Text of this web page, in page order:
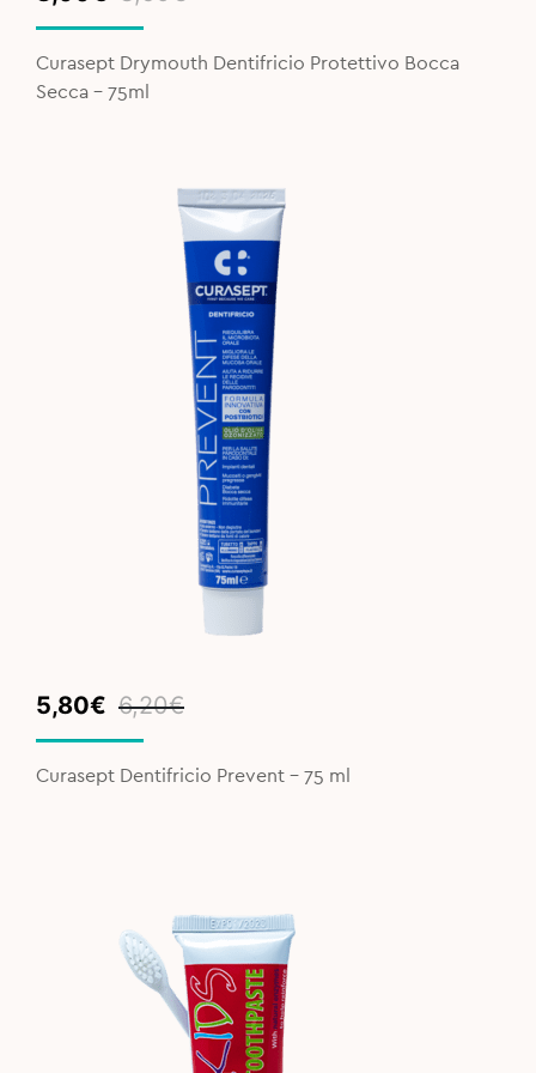
price
was:
8,90€.
price
is:
8,00€.
Curasept Drymouth Dentifricio Protettivo Bocca
Secca - 75ml
6,20€
Original
price
was:
6,20€.
5,80€
Current
price
is:
5,80€.
Curasept Dentifricio Prevent - 75 ml